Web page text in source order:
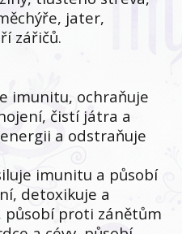
jater,
zářičů.
imunitu, ochraňuje
čistí játra a
a odstraňuje
imunitu a působí
detoxikuje a
působí proti zánětům